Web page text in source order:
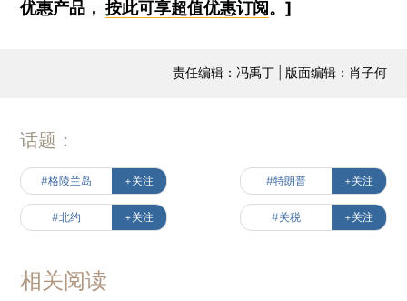
优惠产品，按此可享超值优惠订阅。]
责任编辑：冯禹丁 | 版面编辑：肖子何
话题：
#格陵兰岛 +关注 #特朗普 +关注
#北约 +关注 #关税 +关注
相关阅读